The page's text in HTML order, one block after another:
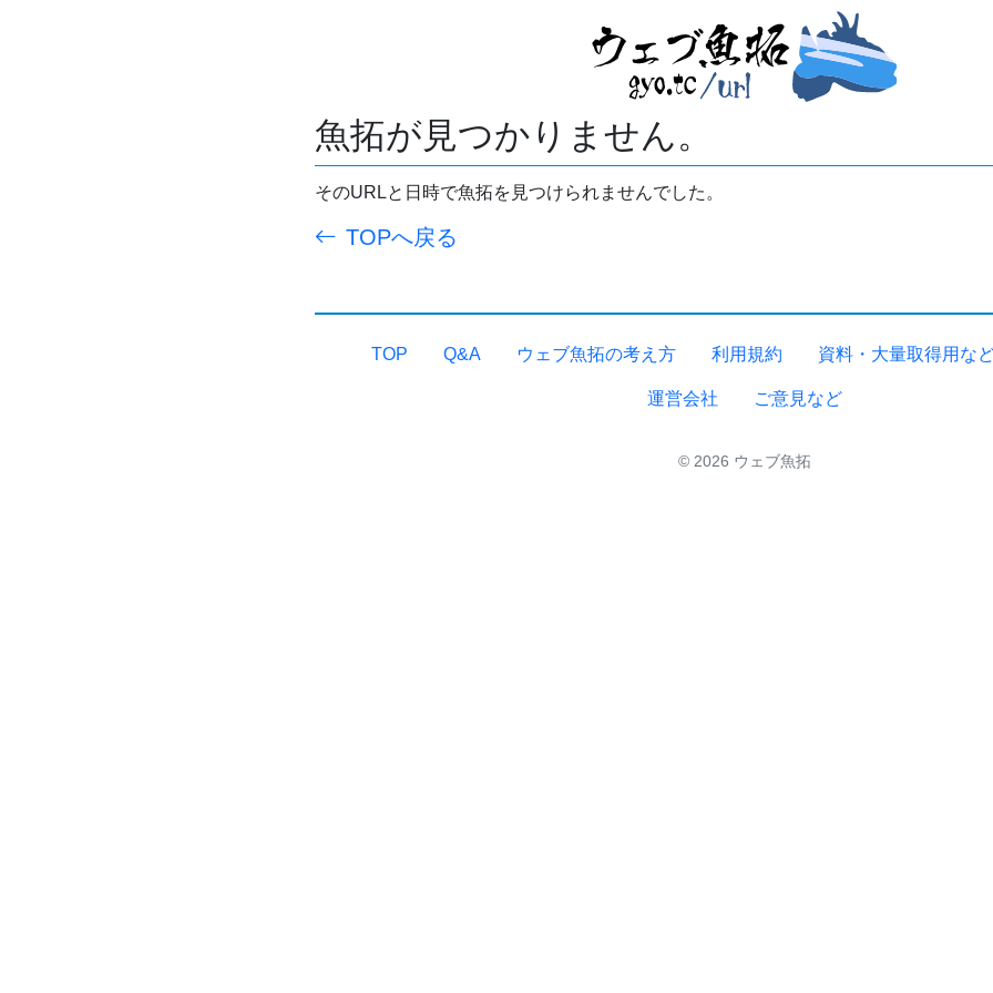
魚拓が見つかりません。
そのURLと日時で魚拓を見つけられませんでした。
TOPへ戻る
TOP Q&A ウェブ魚拓の考え方 利用規約 資料・大量取得用な
運営会社 ご意見など
© 2026 ウェブ魚拓